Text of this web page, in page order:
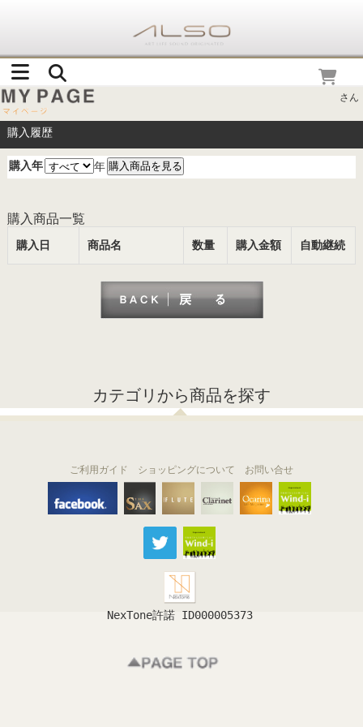
さん
購入履歴
購入年 年
購入商品一覧
購入日 商品名 数量 購入金額 自動継続
カテゴリから商品を探す
THE SAX The Clarinet
Ocarina
ご利用ガイド ショッピングについて お問い合せ
NexTone許諾 ID000005373